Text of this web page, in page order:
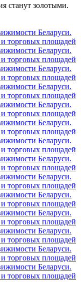
станут золотыми.
Беларуси.
торговых площадей
Беларуси.
торговых площадей
Беларуси.
торговых площадей
Беларуси.
торговых площадей
Беларуси.
торговых площадей
Беларуси.
торговых площадей
Беларуси.
торговых площадей
Беларуси.
торговых площадей
Беларуси.
торговых площадей
Беларуси.
торговых площадей
Беларуси.
торговых площадей
Беларуси.
торговых площадей
Беларуси.
торговых площадей
Беларуси.
торговых площадей